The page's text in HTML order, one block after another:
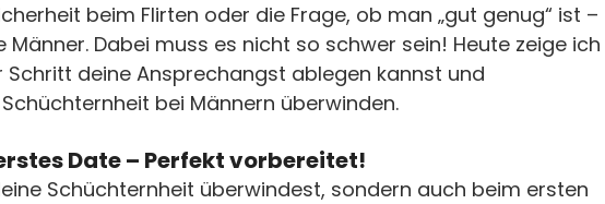
beim Flirten oder die Frage, ob man „gut genug“ ist –
Männer. Dabei muss es nicht so schwer sein! Heute zeige ich
Schritt deine Ansprechangst ablegen kannst und
bei Männern überwinden.
Date – Perfekt vorbereitet!
Schüchternheit überwindest, sondern auch beim ersten